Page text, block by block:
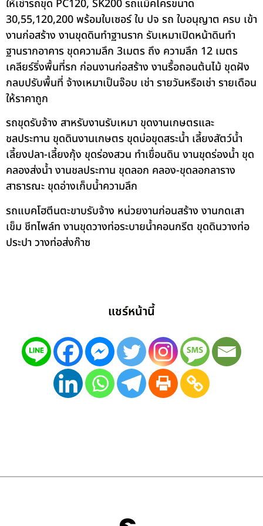
ให้เช่ารถขุด PC120, SK200 รถแม็คโครขนาด
30,55,120,200 พร้อมใบเซอร์ ใบ ปจ รถ ใบอนุญาต ครบ เข้า
งานก่อสร้าง งานขุดดินทำฐานราก รับเหมาเปิดหน้าดินทำ
ฐานรากอาคาร ขุดความลึก 3เมตร ถึง ความลึก 12 เมตร
เคลียร์ริ่งพื้นที่รก ก่อนงานก่อสร้าง งานรื้อถอนต้นไม้ ขุดฝัง
กลบปรับพื้นที่ จ้างเหมาเป็นจ๊อบ เช่า รายวันหรือเช่า รายเดือน
ให้ราคาถูก
รถขุดรับจ้าง สาหรับงานรับเหมา ขุดงานเกษตรและ
ชลประทาน ขุดดินงานเกษตร ขุดบ่อขุดสระน้ำ เลี้ยงสัตว์น้ำ
เลี้ยงปลา-เลี้ยงกุ้ง ขุดร่องสวน ทำเขื่อนดิน งานขุดร่องน้ำ ขุด
คลองส่งน้ำ งานชลประทาน ขุดลอก คลอง-ขุดลอกลาราง
สาธารณะ ขุดอ่างเก็บน้ำความลึก
รถแบคโฮตีนตะขาบรับจ้าง หน่วยงานก่อนสร้าง งานกดเสา
เข็ม ชีทไพล์ท งานขุดวางท่อระบายน้ำคอนกรีต ขุดดินวางท่อ
ประปา วางท่อส่งก๊าซ
แชร์หน้านี้